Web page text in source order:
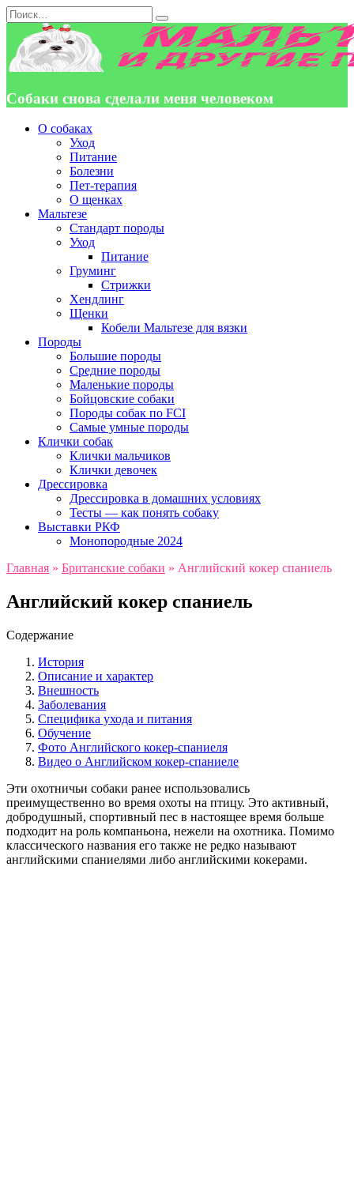
Перейти
к
содержанию
Search
for:
Собаки снова сделали меня человеком
О собаках
Уход
Питание
Болезни
Пет-терапия
О щенках
Мальтезе
Стандарт породы
Уход
Питание
Груминг
Стрижки
Хендлинг
Щенки
Кобели Мальтезе для вязки
Породы
Большие породы
Средние породы
Маленькие породы
Бойцовские собаки
Породы собак по FCI
Самые умные породы
Клички собак
Клички мальчиков
Клички девочек
Дрессировка
Дрессировка в домашних условиях
Тесты — как понять собаку
Выставки РКФ
Монопородные 2024
Главная » Британские собаки » Английский кокер спаниель
Английский кокер спаниель
Содержание
История
Описание и характер
Внешность
Заболевания
Специфика ухода и питания
Обучение
Фото Английского кокер-спаниеля
Видео о Английском кокер-спаниеле
Эти охотничьи собаки ранее использовались
преимущественно во время охоты на птицу. Это активный,
добродушный, спортивный пес в настоящее время больше
подходит на роль компаньона, нежели на охотника. Помимо
классического названия его также не редко называют
английскими спаниелями либо английскими кокерами.